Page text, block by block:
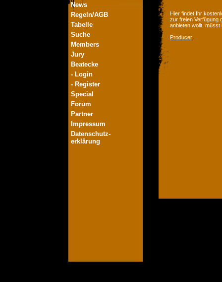
News
Regeln/AGB
Tabelle
Suche
Members
Jury
Beatecke
- Login
- Register
Special
Forum
Partner
Impressum
Datenschutz-
erklärung
Hier findet Ihr
zur freien Verfügung
anbieten wollt,
Producer